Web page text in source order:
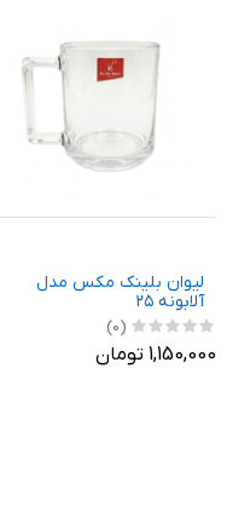
لیوان بلینک مکس مدل
آلابونه ۲۵
(0)
1,150,000 تومان